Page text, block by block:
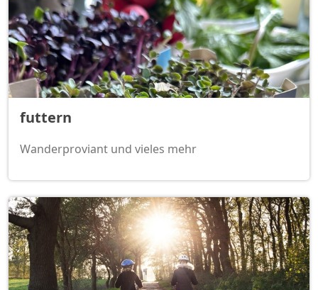
futtern
Wanderproviant und vieles mehr